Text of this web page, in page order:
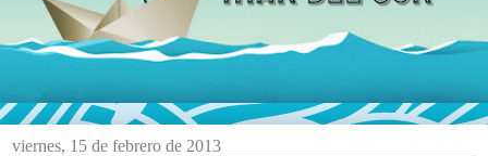
viernes, 15 de febrero de 2013